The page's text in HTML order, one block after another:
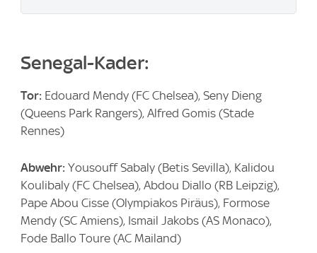
Senegal-Kader:
Tor: Edouard Mendy (FC Chelsea), Seny Dieng
(Queens Park Rangers), Alfred Gomis (Stade
Rennes)
Abwehr: Yousouff Sabaly (Betis Sevilla), Kalidou
Koulibaly (FC Chelsea), Abdou Diallo (RB Leipzig),
Pape Abou Cisse (Olympiakos Piräus), Formose
Mendy (SC Amiens), Ismail Jakobs (AS Monaco),
Fode Ballo Toure (AC Mailand)